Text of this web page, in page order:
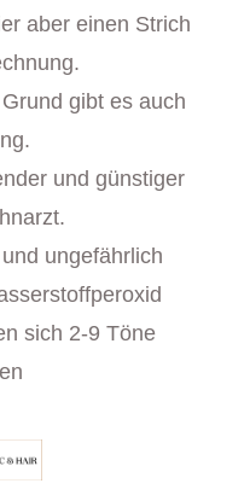
aber einen Strich
gibt es auch
und günstiger
ungefährlich
sich 2-9 Töne